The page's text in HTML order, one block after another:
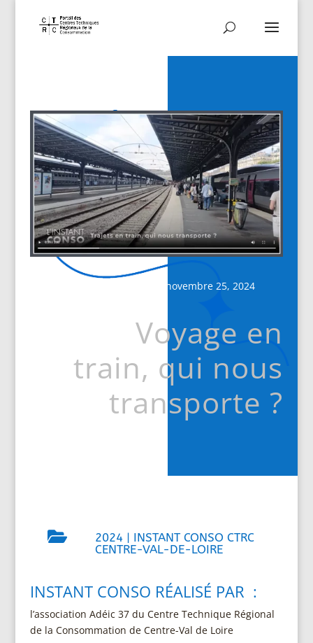
Date de publication : novembre 25, 2024
Voyage en
train, qui nous
transporte ?
 2024| INSTANT CONSO CTRC
CENTRE-VAL-DE-LOIRE
INSTANT CONSO RÉALISÉ PAR :
l’association Adéic 37 du Centre Technique Régional
de la Consommation de Centre-Val de Loire